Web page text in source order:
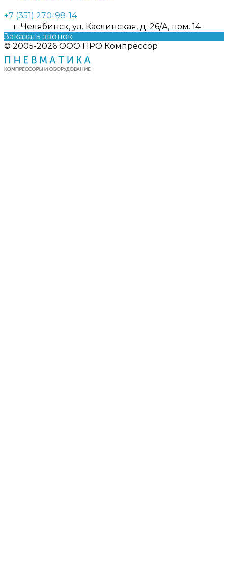
+7 (351) 270-98-14
г. Челябинск, ул. Каслинская, д. 26/А, пом. 14
Заказать звонок
© 2005-2026 ООО ПРО Компрессор